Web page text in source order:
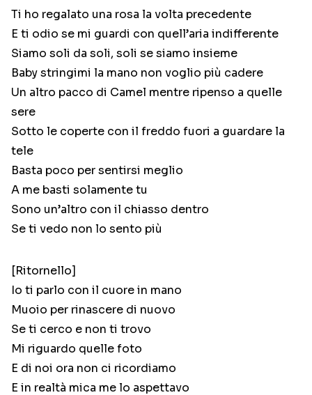
Ti ho regalato una rosa la volta precedente
E ti odio se mi guardi con quell’aria indifferente
Siamo soli da soli, soli se siamo insieme
Baby stringimi la mano non voglio più cadere
Un altro pacco di Camel mentre ripenso a quelle
sere
Sotto le coperte con il freddo fuori a guardare la
tele
Basta poco per sentirsi meglio
A me basti solamente tu
Sono un’altro con il chiasso dentro
Se ti vedo non lo sento più
[Ritornello]
Io ti parlo con il cuore in mano
Muoio per rinascere di nuovo
Se ti cerco e non ti trovo
Mi riguardo quelle foto
E di noi ora non ci ricordiamo
E in realtà mica me lo aspettavo